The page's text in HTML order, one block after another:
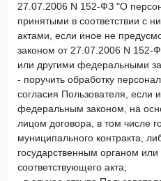
27.07.2006 N 152-ФЗ "О
принятыми в соответствии с
актами, если иное не
законом от 27.07.2006 N
или другими федеральными
- поручить обработку
согласия Пользователя, если
федеральным законом, на
лицом договора, в том числе
муниципального контракта,
государственным органом
соответствующего акта;